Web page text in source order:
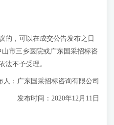
的，可以在成交公告发布之日
市三乡医院或广东国采招标咨
法不予受理。
：广东国采招标咨询有限公司
年12月11日